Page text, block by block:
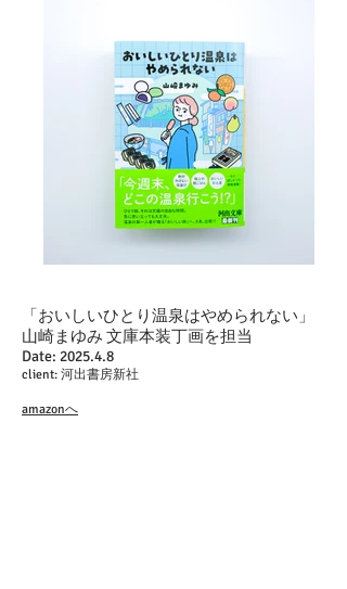
「おいしいひとり温泉はやめられない」
山崎まゆみ 文庫本装丁画を担当
Date: 2025.4.8
client: 河出書房新社
amazonへ